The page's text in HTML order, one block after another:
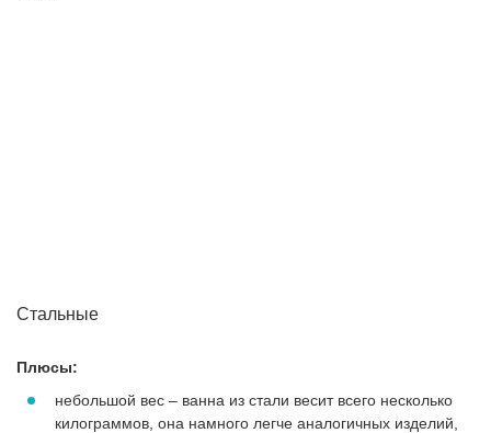
Стальные
Плюсы:
небольшой вес – ванна из стали весит всего несколько
килограммов, она намного легче аналогичных изделий,